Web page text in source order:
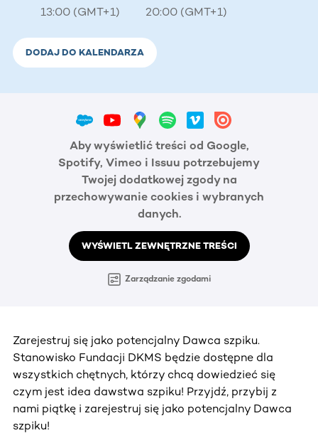
13:00 (GMT+1) 20:00 (GMT+1)
DODAJ DO KALENDARZA
Aby wyświetlić treści od Google,
Spotify, Vimeo i Issuu potrzebujemy
Twojej dodatkowej zgody na
przechowywanie cookies i wybranych
danych.
WYŚWIETL ZEWNĘTRZNE TREŚCI
Zarządzanie zgodami
Zarejestruj się jako potencjalny Dawca szpiku.
Stanowisko Fundacji DKMS będzie dostępne dla
wszystkich chętnych, którzy chcą dowiedzieć się
czym jest idea dawstwa szpiku! Przyjdź, przybij z
nami piątkę i zarejestruj się jako potencjalny Dawca
szpiku!